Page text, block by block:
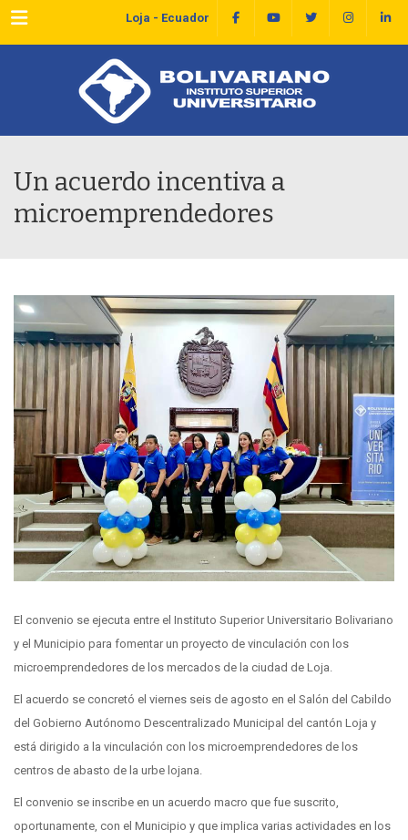
Menu Loja - Ecuador
Un acuerdo incentiva a
microemprendedores
El convenio se ejecuta entre el Instituto Superior Universitario Bolivariano
y el Municipio para fomentar un proyecto de vinculación con los
microemprendedores de los mercados de la ciudad de Loja.
El acuerdo se concretó el viernes seis de agosto en el Salón del Cabildo
del Gobierno Autónomo Descentralizado Municipal del cantón Loja y
está dirigido a la vinculación con los microemprendedores de los
centros de abasto de la urbe lojana.
El convenio se inscribe en un acuerdo macro que fue suscrito,
oportunamente, con el Municipio y que implica varias actividades en los